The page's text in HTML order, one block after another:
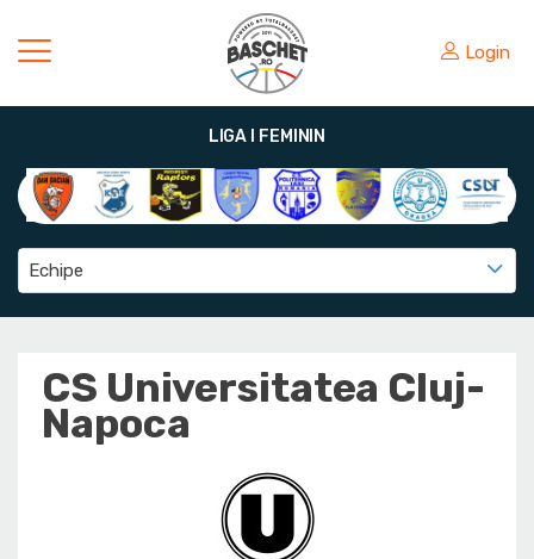
Login
LIGA I FEMININ
Echipe
CS Universitatea Cluj-
Napoca